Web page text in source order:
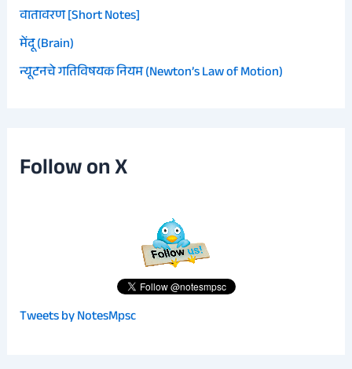
वातावरण [Short Notes]
मेंदू (Brain)
न्यूटनचे गतिविषयक नियम (Newton’s Law of Motion)
Follow on X
Tweets by NotesMpsc